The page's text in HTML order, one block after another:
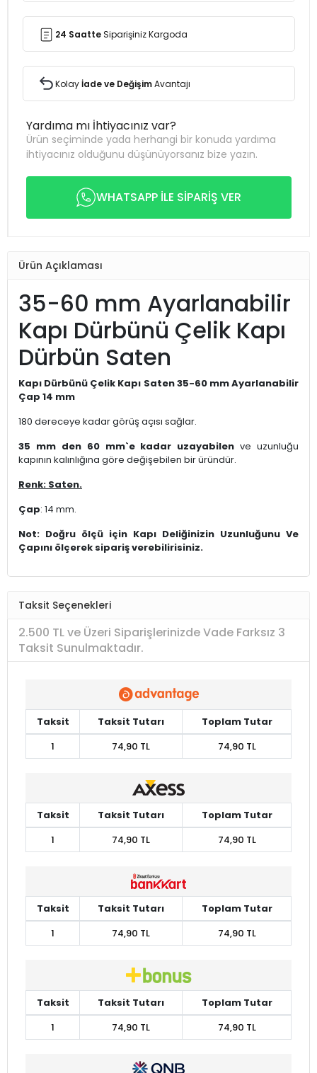
24 SaatteSiparişiniz Kargoda
Kolayİade ve DeğişimAvantajı
Yardıma mı İhtiyacınız var?
Ürün seçiminde yada herhangi bir konuda yardıma
ihtiyacınız olduğunu düşünüyorsanız bize yazın.
WHATSAPP İLE SİPARİŞ VER
Ürün Açıklaması
35-60 mm Ayarlanabilir
Kapı Dürbünü Çelik Kapı
Dürbün Saten
Kapı Dürbünü Çelik Kapı Saten 35-60 mm Ayarlanabilir
Çap 14 mm
180 dereceye kadar görüş açısı sağlar.
35 mm den 60 mm`e kadar uzayabilen ve uzunluğu
kapının kalınlığına göre değişebilen bir üründür.
Renk: Saten.
Çap: 14 mm.
Not: Doğru ölçü için Kapı Deliğinizin Uzunluğunu Ve
Çapını ölçerek sipariş verebilirisiniz.
Taksit Seçenekleri
2.500 TL ve Üzeri Siparişlerinizde Vade Farksız 3
Taksit Sunulmaktadır.
Taksit Taksit Tutarı
Toplam Tutar
1
74,90 TL 74,90 TL
Taksit Taksit Tutarı
Toplam Tutar
1
74,90 TL 74,90 TL
Taksit Taksit Tutarı
Toplam Tutar
1
74,90 TL 74,90 TL
Taksit Taksit Tutarı
Toplam Tutar
1
74,90 TL 74,90 TL